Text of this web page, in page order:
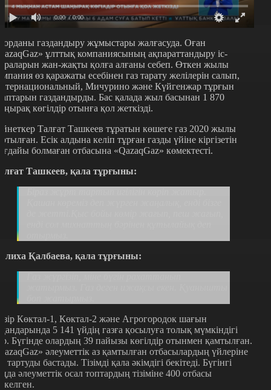
0:00 / 0:00
газдандыру жұмыстары жалғасуда. Оған
ұлттық компаниясының ақпараттандыру іс-
жан-жақты қолға алғаны себеп. Өткен жылы
өз қаражаты есебінен газ тарату желілерін салып,
Мичурино және Күйгенжар тұрғын
газдандырды. Бас қалада жыл басынан 1 870
көгілдір отынға қол жеткізді.
Талғат Ташкеев тұратын көшеге газ 2020 жылы
Есік алдына келіп тұрған газды үйіне кіргізетін
болмаған отбасына «QazaqGaz» көмектесті.
Ташкеев, қала тұрғыны:
Қалбаева, қала тұрғыны:
Көктал-1, Көктал-2 және Агрогородок шағын
5 141 үйдің газға қосылуға толық мүмкіндігі
Бүгінде олардың 39 пайызы көгілдір отынмен қамтылған.
әлеуметтік аз қамтылған отбасылардың үйлеріне
тартуды бастады. Тізімді қала әкімдігі бекітеді. Бүгінгі
әлеуметтік осал топтардың тізіміне 400 отбасы